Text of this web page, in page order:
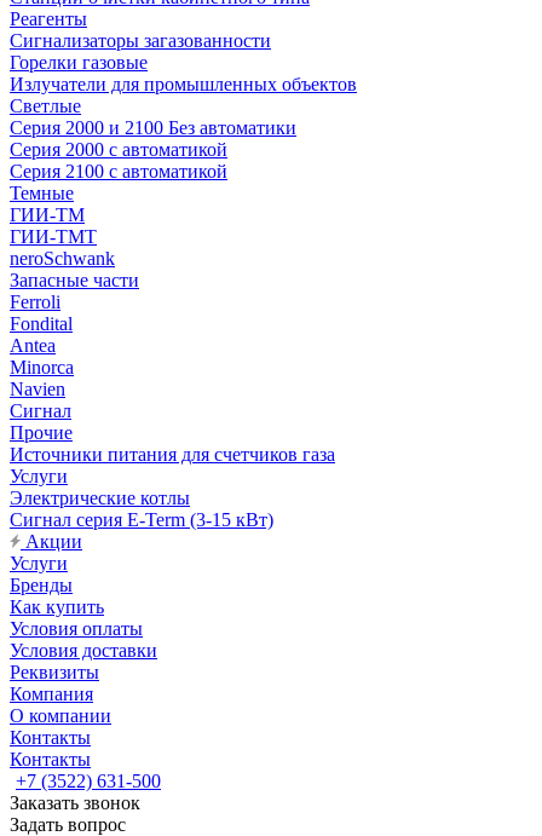
Реагенты
Сигнализаторы загазованности
Горелки газовые
Излучатели для промышленных объектов
Светлые
Серия 2000 и 2100 Без автоматики
Серия 2000 с автоматикой
Серия 2100 с автоматикой
Темные
ГИИ-ТМ
ГИИ-ТМТ
neroSchwank
Запасные части
Ferroli
Fondital
Antea
Minorca
Navien
Сигнал
Прочие
Источники питания для счетчиков газа
Услуги
Электрические котлы
Сигнал серия E-Term (3-15 кВт)
Акции
Услуги
Бренды
Как купить
Условия оплаты
Условия доставки
Реквизиты
Компания
О компании
Контакты
Контакты
+7 (3522) 631-500
Заказать звонок
Задать вопрос